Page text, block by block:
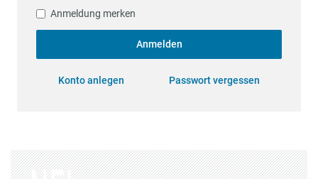
Anmeldung merken
Anmelden
Konto anlegen Passwort vergessen